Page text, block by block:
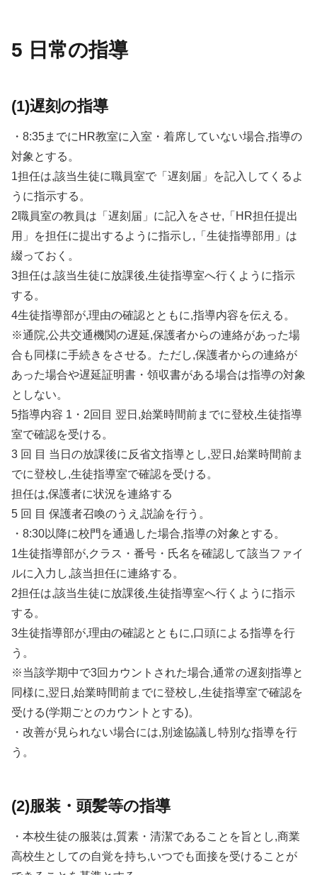
5 日常の指導
(1)遅刻の指導
・8:35までにHR教室に入室・着席していない場合,指導の
対象とする。
1担任は,該当生徒に職員室で「遅刻届」を記入してくるよ
うに指示する。
2職員室の教員は「遅刻届」に記入をさせ,「HR担任提出
用」を担任に提出するように指示し,「生徒指導部用」は
綴っておく。
3担任は,該当生徒に放課後,生徒指導室へ行くように指示
する。
4生徒指導部が,理由の確認とともに,指導内容を伝える。
※通院,公共交通機関の遅延,保護者からの連絡があった場
合も同様に手続きをさせる。ただし,保護者からの連絡が
あった場合や遅延証明書・領収書がある場合は指導の対象
としない。
5指導内容 1・2回目 翌日,始業時間前までに登校,生徒指導
室で確認を受ける。
3 回 目 当日の放課後に反省文指導とし,翌日,始業時間前ま
でに登校し,生徒指導室で確認を受ける。
担任は,保護者に状況を連絡する
5 回 目 保護者召喚のうえ,説諭を行う。
・8:30以降に校門を通過した場合,指導の対象とする。
1生徒指導部が,クラス・番号・氏名を確認して該当ファイ
ルに入力し,該当担任に連絡する。
2担任は,該当生徒に放課後,生徒指導室へ行くように指示
する。
3生徒指導部が,理由の確認とともに,口頭による指導を行
う。
※当該学期中で3回カウントされた場合,通常の遅刻指導と
同様に,翌日,始業時間前までに登校し,生徒指導室で確認を
受ける(学期ごとのカウントとする)。
・改善が見られない場合には,別途協議し特別な指導を行
う。
(2)服装・頭髪等の指導
・本校生徒の服装は,質素・清潔であることを旨とし,商業
高校生としての自覚を持ち,いつでも面接を受けることが